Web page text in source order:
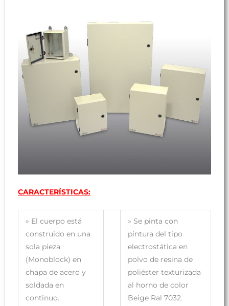
CARACTERÍSTICAS:
» El cuerpo está
construido en una
sola pieza
(Monoblock) en
chapa de acero y
soldada en
continuo.
» Se pinta con
pintura del tipo
electrostática en
polvo de resina de
poliéster texturizada
al horno de color
Beige Ral 7032.